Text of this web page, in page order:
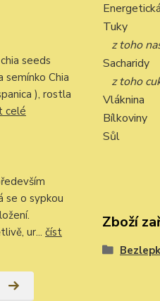
seeds
semínko Chia
), rostla
celé
se o sypkou
ur... číst
Tuky
z toho
Sacharidy
z toho
Vláknina
Bílkoviny
Sůl
Zboží